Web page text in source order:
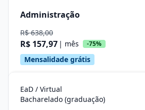
Administração
R$ 638,00
R$ 157,97 | mês -75%
Mensalidade grátis
EaD / Virtual
Bacharelado (graduação)